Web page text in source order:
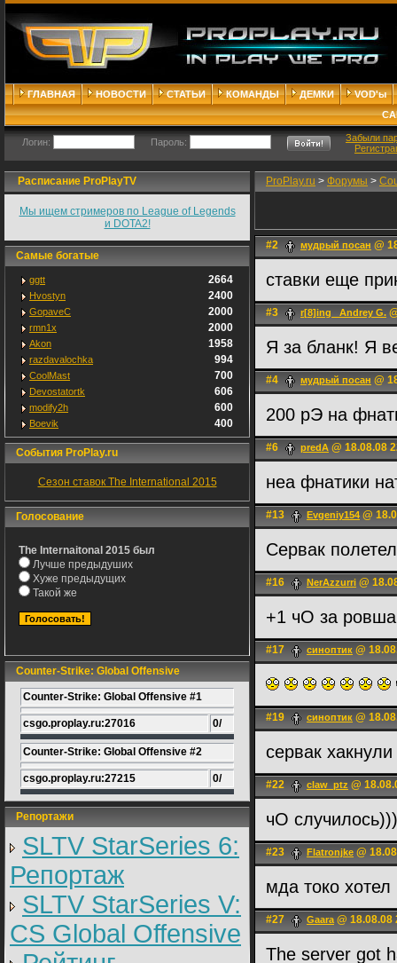
ГЛАВНАЯ НОВОСТИ СТАТЬИ КОМАНДЫ ДЕМКИ
VOD'ы
Логин: Пароль:
Забыли
Расписание ProPlayTV
Мы ищем стримеров по League of Legends
и DOTA2!
Самые богатые
ggtt 2664
Hvostyn 2400
GopaveC 2000
rmn1x 2000
Akon 1958
razdavalochka 994
CoolMast 700
Devostatortk 606
modify2h 600
Boevik 400
События ProPlay.ru
Сезон ставок The International 2015
Голосование
The Internaitonal 2015 был
Лучше предыдуших
Хуже предыдущих
Такой же
Counter-Strike: Global Offensive
Counter-Strike: Global Offensive #1
csgo.proplay.ru:27016 0/
Counter-Strike: Global Offensive #2
csgo.proplay.ru:27215 0/
Репортажи
SLTV StarSeries 6:
Репортаж
SLTV StarSeries V:
CS Global Offensive
ProPlay.ru > Форумы >
#2 мудрый посан @
ставки еще
#3 r[8]ing _Andrey G.
Я за бланк! Я
#4 мудрый посан @
200 рЭ на
#6 predA @ 18.08.08
неа фнатики
#13 Evgeniy154 @
Сервак
#16 NerAzzurri @
+1 чО за
#17 синоптик @
#19 синоптик @
сервак хакнули
#22 claw_ptz @
чО случилось)))
#23 Flatronjke @
мда токо хотел
#27 Gaara@ 18.08.08
The server got